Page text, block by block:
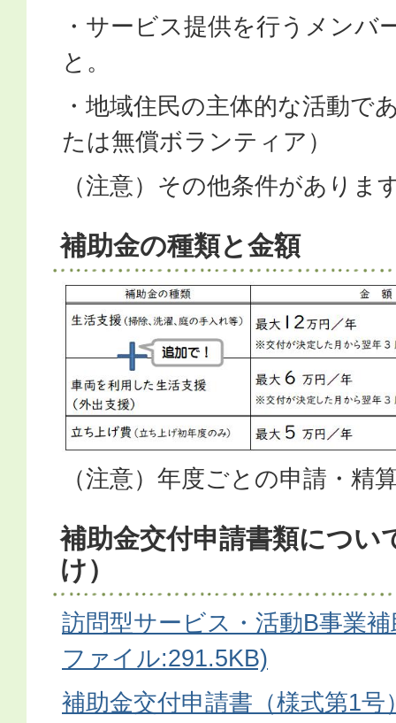
・サービス提供を行うメンバ
と。
・地域住民の主体的な活動で
たは無償ボランティア）
（注意）その他条件がありま
補助金の種類と金額
（注意）年度ごとの申請・精
補助金交付申請書類につい
け）
訪問型サービス・活動B事業
ファイル:291.5KB)
補助金交付申請書（様式第1